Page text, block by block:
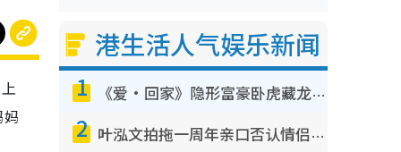
港生活人气娱乐新闻
1 《爱·回家》隐形富豪卧虎藏龙！盘点12位财气逼人的有钱艺人：这位美女3亿身家不愁做
2 叶泓文拍拖一周年亲口否认情侣关系？！被质疑感情造假竟称GM“普通同事”